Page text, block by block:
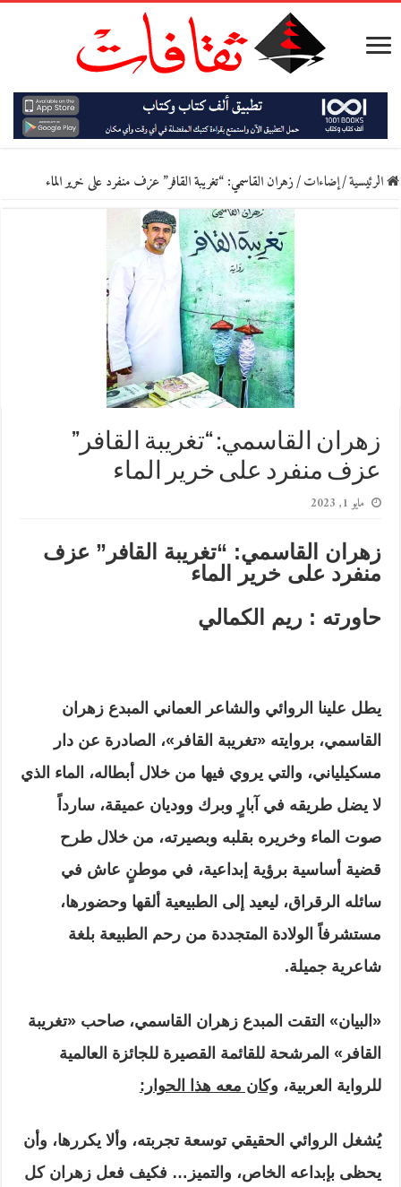
الرئيسية/إضاءات/زهران القاسمي: “تغريبة القافر” عزف منفرد على خرير الماء
زهران القاسمي: “تغريبة القافر”
عزف منفرد على خرير الماء
مايو 1, 2023
زهران القاسمي: “تغريبة القافر” عزف
منفرد على خرير الماء
حاورته : ريم الكمالي
يطل علينا الروائي والشاعر العماني المبدع زهران
القاسمي، بروايته «تغريبة القافر»، الصادرة عن دار
مسكيلياني، والتي يروي فيها من خلال أبطاله، الماء الذي
لا يضل طريقه في آبارٍ وبرك ووديان عميقة، سارداً
صوت الماء وخريره بقلبه وبصيرته، من خلال طرح
قضية أساسية برؤية إبداعية، في موطنٍ عاش في
سائله الرقراق، ليعيد إلى الطبيعية ألقها وحضورها،
مستشرفاً الولادة المتجددة من رحم الطبيعة بلغة
شاعرية جميلة.
«البيان» التقت المبدع زهران القاسمي، صاحب «تغريبة
القافر» المرشحة للقائمة القصيرة للجائزة العالمية
للرواية العربية، وكان معه هذا الحوار:
يُشغل الروائي الحقيقي توسعة تجربته، وألا يكررها، وأن
يحظى بإبداعه الخاص، والتميز… فكيف فعل زهران كل